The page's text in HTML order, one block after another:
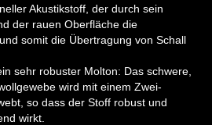
Akustikstoff, der durch sein
der rauen Oberfläche die
somit die Übertragung von Schall
sehr robuster Molton: Das schwere,
wird mit einem Zwei-
so dass der Stoff robust und
wirkt.